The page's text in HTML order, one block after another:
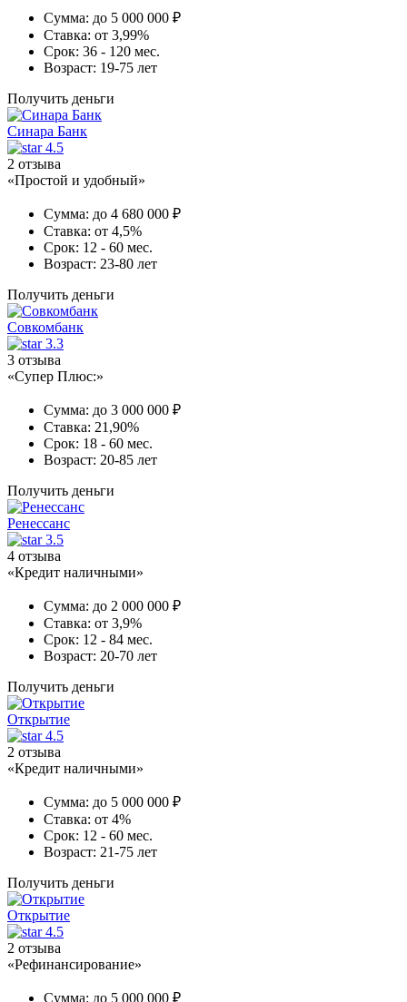
Сумма: до 5 000 000 ₽
Ставка: от 3,99%
Срок: 36 - 120 мес.
Возраст: 19-75 лет
Получить деньги
Синара Банк
4.5
2 отзыва
«Простой и удобный»
Сумма: до 4 680 000 ₽
Ставка: от 4,5%
Срок: 12 - 60 мес.
Возраст: 23-80 лет
Получить деньги
Совкомбанк
3.3
3 отзыва
«Супер Плюс:»
Сумма: до 3 000 000 ₽
Ставка: 21,90%
Срок: 18 - 60 мес.
Возраст: 20-85 лет
Получить деньги
Ренессанс
3.5
4 отзыва
«Кредит наличными»
Сумма: до 2 000 000 ₽
Ставка: от 3,9%
Срок: 12 - 84 мес.
Возраст: 20-70 лет
Получить деньги
Открытие
4.5
2 отзыва
«Кредит наличными»
Сумма: до 5 000 000 ₽
Ставка: от 4%
Срок: 12 - 60 мес.
Возраст: 21-75 лет
Получить деньги
Открытие
4.5
2 отзыва
«Рефинансирование»
Сумма: до 5 000 000 ₽